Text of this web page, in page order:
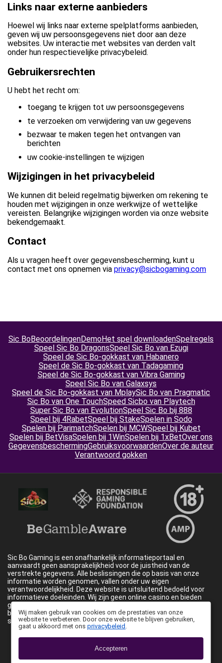
Links naar externe aanbieders
Hoewel wij links naar externe spelplatforms aanbieden,
geven wij uw persoonsgegevens niet door aan deze
websites. Uw interactie met websites van derden valt
onder hun respectievelijke privacybeleid.
Gebruikersrechten
U hebt het recht om:
toegang te krijgen tot uw persoonsgegevens
te verzoeken om verwijdering van uw gegevens
bezwaar te maken tegen het ontvangen van
berichten
uw cookie-instellingen te wijzigen
Wijzigingen in het privacybeleid
We kunnen dit beleid regelmatig bijwerken om rekening te
houden met wijzigingen in onze werkwijze of wettelijke
vereisten. Belangrijke wijzigingen worden via onze website
bekendgemaakt.
Contact
Als u vragen heeft over gegevensbescherming, kunt u
contact met ons opnemen via privacy@sicbogaming.com
Sic BoBeoordelingenDemoHet spel downloadenSpelregels
Speel Sic Bo DragonsSpeel Sic Bo van Ezugi
Speel de Sic Bo-gokkast van Habanero
Speel de Sic Bo-gokkast van Tadagaming
Speel de Sic Bo-gokkast van Vibra Gaming
Speel Sic Bo van Galaxsys
Speel de Sic Bo-gokkast van MplaySic Bo van Pragmatic
Sic Bo van One TouchSpeed Sicbo van Playtech
Super Sic Bo van EvolutionSpeel Sic Bo bij 888
Speel bij 4RabetSpeel bij StakeSpelen in Sodo
Spelen bij ParimatchSpelen bij MCWSpeel bij Kubet
Spelen bij BetVisaSpelen bij 1WinSpelen bij 1xBetOver ons
GegevensbeschermingGebruiksvoorwaardenOver de auteur
Verantwoord gokken
Sic Bo Gaming is een onafhankelijk informatieportaal en
aanvaardt geen aansprakelijkheid voor de juistheid van de
verstrekte gegevens. Alle beslissingen die op basis van onze
informatie worden genomen, vallen onder uw eigen
verantwoordelijkheid. Deze website is uitsluitend bedoeld voor
informatieve doeleinden. Wij zijn geen online casino en bieden
geen kansspeldiensten aan; wij verstrekken uitsluitend
beoordelingen, recensies en vergelijkingen van spelplatforms en
spellen.
Email:info@sicbogaming.com©
https://sicbogaming.com/
Wij maken gebruik van cookies om de prestaties van onze
website te verbeteren. Door onze website te blijven gebruiken,
gaat u akkoord met onsprivacybeleid .
Accepteren